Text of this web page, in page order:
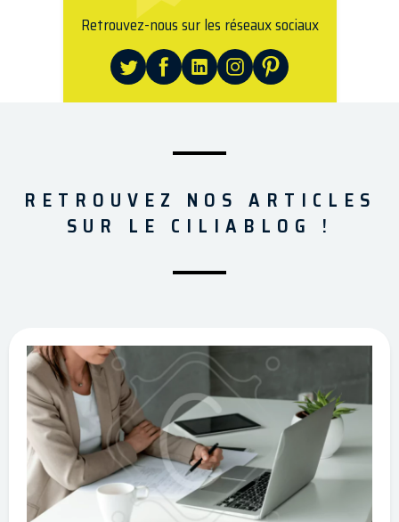
Retrouvez-nous sur les réseaux sociaux
RETROUVEZ NOS ARTICLES
SUR LE CILIABLOG !